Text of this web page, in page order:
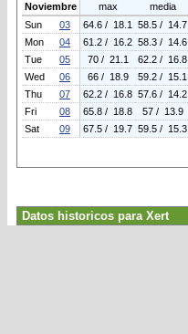
Noviembre
max media
Sun
03 64.6 / 18.1 58.5 / 14.7
Mon
04 61.2 / 16.2 58.3 / 14.6
Tue
05 70 / 21.1 62.2 / 16.8
Wed
06 66 / 18.9 59.2 / 15.1
Thu
07 62.2 / 16.8 57.6 / 14.2
Fri
08 65.8 / 18.8 57 / 13.9
Sat
09 67.5 / 19.7 59.5 / 15.3
Datos historicos para Xert